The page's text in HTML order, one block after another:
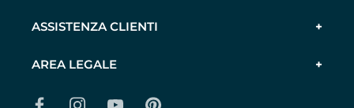
ASSISTENZA CLIENTI
AREA LEGALE